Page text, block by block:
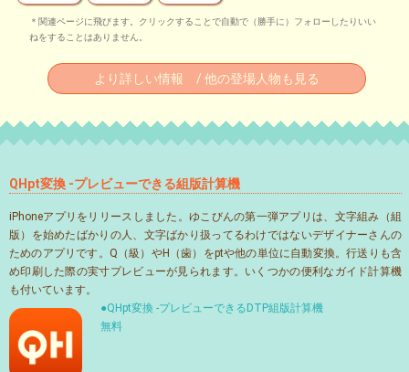
＊関連ページに飛びます。クリックすることで自動で（勝手に）フォローしたりいい
ねをすることはありません。
より詳しい情報 / 他の登場人物も見る
QHpt変換 -プレビューできる組版計算機
iPhoneアプリをリリースしました。ゆこびんの第一弾アプリは、文字組み（組
版）を始めたばかりの人、文字ばかり扱ってるわけではないデザイナーさんの
ためのアプリです。Q（級）やH（歯）をptや他の単位に自動変換。行送りも含
め印刷した際の実寸プレビューが見られます。いくつかの便利なガイド計算機
も付いています。
●QHpt変換 -プレビューできるDTP組版計算機
無料